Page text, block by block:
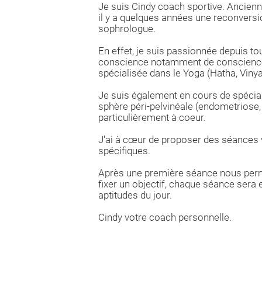
Je suis Cindy coach sportive.
il y a quelques années une
sophrologue.
En effet, je suis passionnée depuis
conscience notamment de
spécialisée dans le Yoga (Hatha,
Je suis également en cours de
sphère péri-pelvinéale
particulièrement à coeur.
J'ai à cœur de proposer des
spécifiques.
Après une première séance nous
fixer un objectif, chaque séance
aptitudes du jour.
Cindy votre coach personnelle.